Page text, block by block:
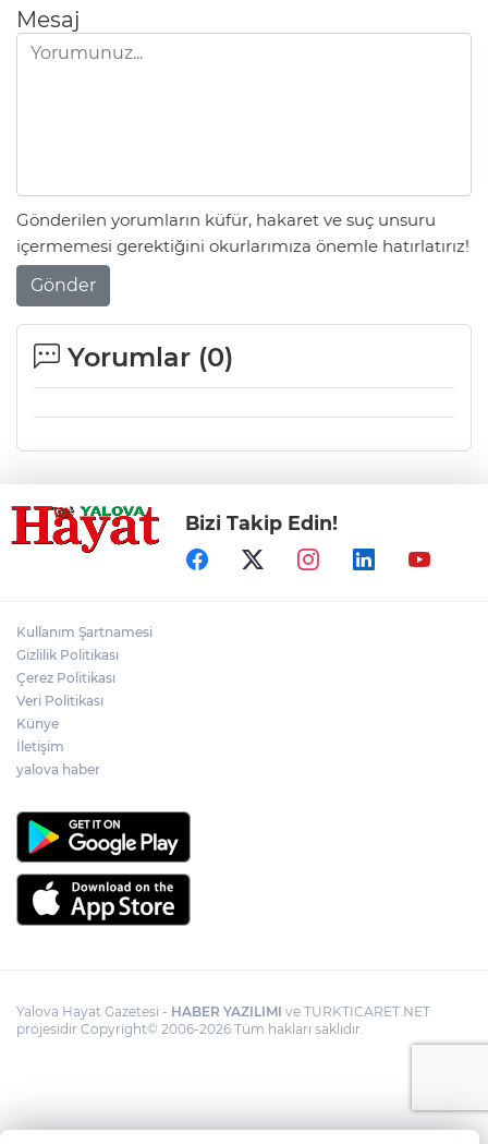
Mesaj
Gönderilen yorumların küfür, hakaret ve suç unsuru
içermemesi gerektiğini okurlarımıza önemle hatırlatırız!
Gönder
Yorumlar (0)
Bizi Takip Edin!
Kullanım Şartnamesi
Gizlilik Politikası
Çerez Politikası
Veri Politikası
Künye
İletişim
yalova haber
Yalova Hayat Gazetesi - HABER YAZILIMI ve TURKTICARET.NET
projesidir Copyright© 2006-2026 Tüm hakları saklıdır.